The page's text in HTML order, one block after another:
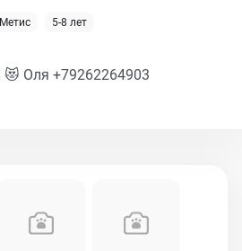
Метис 5-8 лет
В самые добрые руки 😻 Оля +79262264903